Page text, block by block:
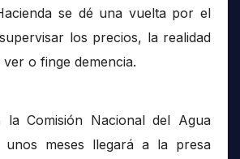
se dé una vuelta por el
los precios, la realidad
o finge demencia.
Comisión Nacional del Agua
unos meses llegará a la presa